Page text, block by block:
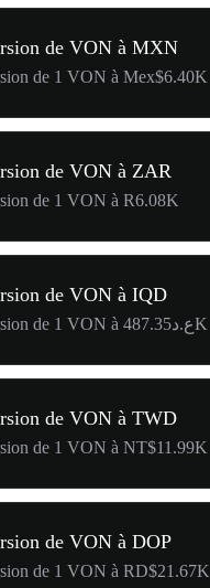
de VON à MXN
de 1 VON à Mex$6.40K
de VON à ZAR
de 1 VON à R6.08K
de VON à IQD
Conversion de 1 VON à ع.د487.35K
de VON à TWD
de 1 VON à NT$11.99K
de VON à DOP
de 1 VON à RD$21.67K